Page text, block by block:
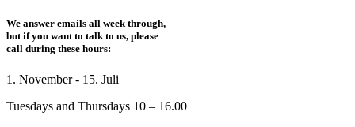
We answer emails all week through,
but if you want to talk to us, please
call during these hours:
1. November - 15. Juli
Tuesdays and Thursdays 10 – 16.00